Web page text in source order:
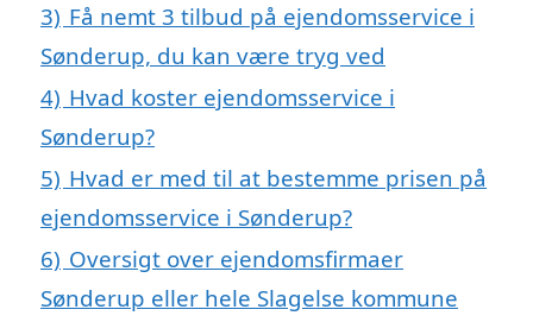
3) Få nemt 3 tilbud på ejendomsservice i
Sønderup, du kan være tryg ved
4) Hvad koster ejendomsservice i
Sønderup?
5) Hvad er med til at bestemme prisen på
ejendomsservice i Sønderup?
6) Oversigt over ejendomsfirmaer
Sønderup eller hele Slagelse kommune